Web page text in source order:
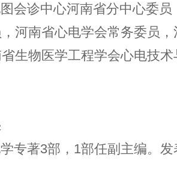
会诊中心河南省分中心委
河南省心电学会常务委员
生物医学工程学会心电技
专著3部， 1部任副主编。发